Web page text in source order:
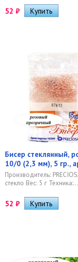
52 ₽
Бисер стеклянный,
10/0 (2,3 мм), 5 гр.,
Производитель:
стекло Вес: 5 г Техника:...
52 ₽